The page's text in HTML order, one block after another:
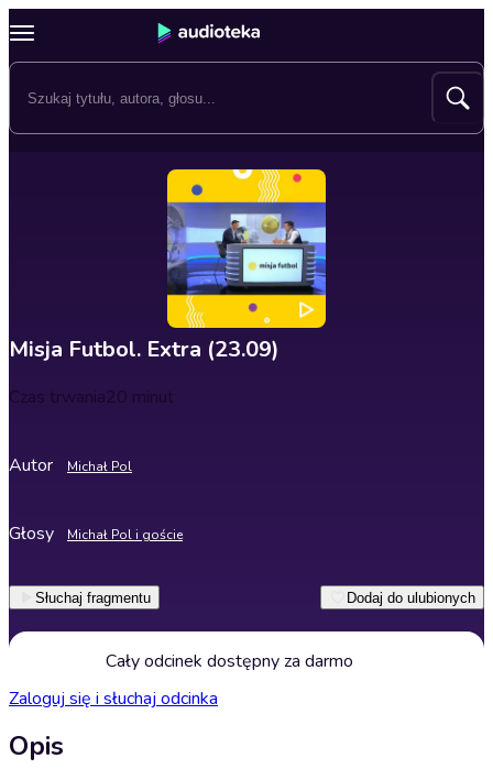
Misja Futbol. Extra (23.09)
Czas trwania20 minut
Autor Michał Pol
Głosy Michał Pol i goście
Słuchaj fragmentu Dodaj do ulubionych
Cały odcinek dostępny za darmo
Zaloguj się i słuchaj odcinka
Opis